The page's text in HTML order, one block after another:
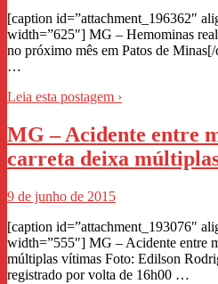
[caption id=”attachment_196362″
width=”625″] MG – Hemominas
no próximo mês em Patos de
…
Leia esta postagem ›
MG – Acidente entre
carreta deixa
9 de junho de 2015
[caption id=”attachment_193076″
width=”555″] MG – Acidente entre
múltiplas vítimas Foto: Edilson
registrado por volta de 16h00 …